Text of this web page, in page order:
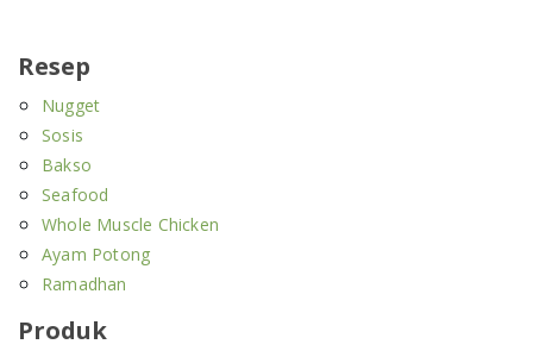
Resep
Nugget
Sosis
Bakso
Seafood
Whole Muscle Chicken
Ayam Potong
Ramadhan
Produk